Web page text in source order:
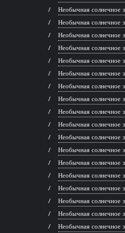
Необычная солнечное
Необычная солнечное
Необычная солнечное
Необычная солнечное
Необычная солнечное
Необычная солнечное
Необычная солнечное
Необычная солнечное
Необычная солнечное
Необычная солнечное
Необычная солнечное
Необычная солнечное
Необычная солнечное
Необычная солнечное
Необычная солнечное
Необычная солнечное
Необычная солнечное
Необычная солнечное